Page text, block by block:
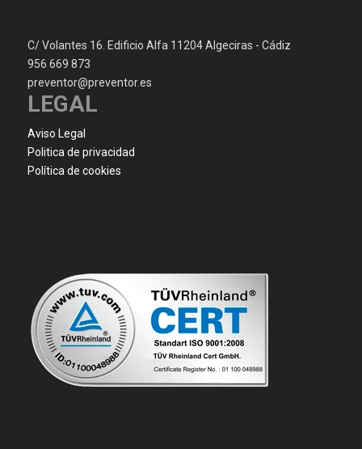
C/ Volantes 16. Edificio Alfa 11204 Algeciras - Cádiz
956 669 873
preventor@preventor.es
LEGAL
Aviso Legal
Politica de privacidad
Política de cookies